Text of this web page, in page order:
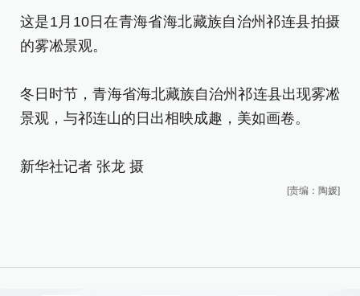
这是1月10日在青海省海北藏族自治州祁连县拍摄
的雾凇景观。
冬日时节，青海省海北藏族自治州祁连县出现雾凇
景观，与祁连山的日出相映成趣，美如画卷。
新华社记者 张龙 摄
[责编：陶媛]